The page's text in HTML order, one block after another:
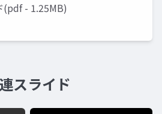
(pdf - 1.25MB)
スライド